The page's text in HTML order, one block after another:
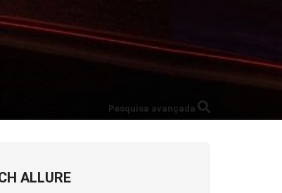
Pesquisa avançada
ALLURE